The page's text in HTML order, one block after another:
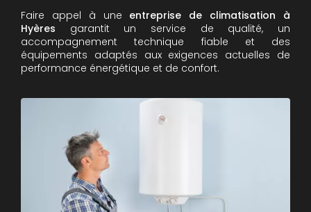
Faire appel à une entreprise de climatisation à
Hyères garantit un service de qualité, un
accompagnement technique fiable et des
équipements adaptés aux exigences actuelles de
performance énergétique et de confort.